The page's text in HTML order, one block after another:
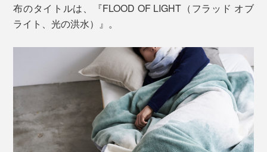
布のタイトルは、『FLOOD OF LIGHT（フラッド オブ
ライト、光の洪水）』。